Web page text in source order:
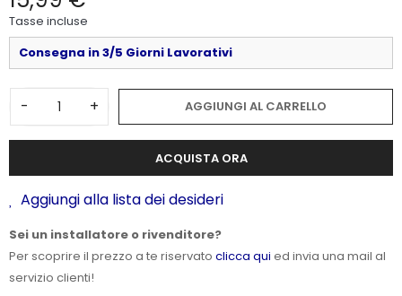
Tasse incluse
Consegna in 3/5 Giorni Lavorativi
- + AGGIUNGI AL CARRELLO
ACQUISTA ORA
Aggiungi alla lista dei desideri
Sei un installatore o rivenditore?
Per scoprire il prezzo a te riservato clicca qui ed invia una mail al
servizio clienti!